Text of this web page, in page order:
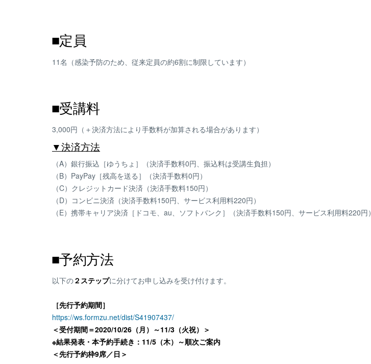
■定員
11名（感染予防のため、従来定員の約6割に制限しています）
■受講料
3,000円（＋決済方法により手数料が加算される場合があります）
▼決済方法
（A）銀行振込［ゆうちょ］（決済手数料0円、振込料は受講生負担）
（B）PayPay［残高を送る］（決済手数料0円）
（C）クレジットカード決済（決済手数料150円）
（D）コンビニ決済（決済手数料150円、サービス利用料220円）
（E）携帯キャリア決済［ドコモ、au、ソフトバンク］（決済手数料150円、サービス利用料220円）
■予約方法
以下の２ステップに分けてお申し込みを受け付けます。
［先行予約期間］
https://ws.formzu.net/dist/S41907437/
＜受付期間＝2020/10/26（月）～11/3（火祝）＞
※結果発表・本予約手続き：11/5（木）～順次ご案内
＜先行予約枠9席／日＞